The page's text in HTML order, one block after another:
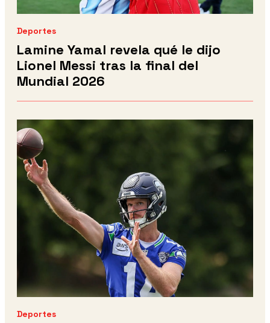
Deportes
Lamine Yamal revela qué le dijo
Lionel Messi tras la final del
Mundial 2026
Deportes